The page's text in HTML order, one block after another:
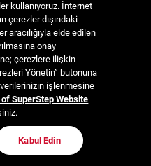
kullanıyoruz. İnternet
çerezler dışındaki
aracılığıyla elde edilen
onay
çerezlere ilişkin
Yönetin” butonuna
işlenmesine
SuperStep Website
Kabul Edin